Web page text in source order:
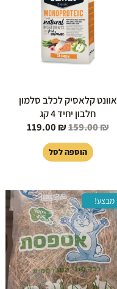
אוונט קלאסיק לכלב סלמון
חלבון יחיד 4 קג
159.00₪
119.00 ₪
הוספה לסל
מבצע!
המחיר
המקורי
היה:
43.00 ₪.
המחיר
הנוכחי
הוא:
33.00 ₪.